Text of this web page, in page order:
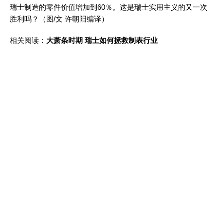
瑞士制造的零件价值增加到60％。这是瑞士实用主义的又一次
胜利吗？（图/文 许朝阳编译）
相关阅读： 大萧条时期 瑞士如何拯救制表行业